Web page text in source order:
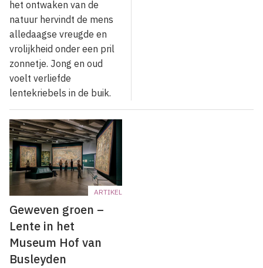
het ontwaken van de
natuur hervindt de mens
alledaagse vreugde en
vrolijkheid onder een pril
zonnetje. Jong en oud
voelt verliefde
lentekriebels in de buik.
ARTIKEL
Geweven groen –
Lente in het
Museum Hof van
Busleyden